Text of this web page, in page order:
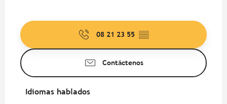
08 21 23 55 ▒▒
Contáctenos
Idiomas hablados
Idiomas hablados